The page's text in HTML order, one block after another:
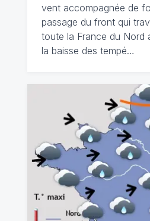
vent accompagnée de
passage du front qui
toute la France du Nord
la baisse des tempé…